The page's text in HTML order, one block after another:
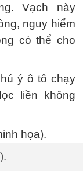
Vạch này
nguy hiểm
có thể cho
ý ô tô chạy
liền không